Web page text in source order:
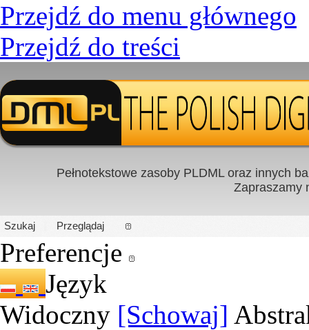
Przejdź do menu głównego
Przejdź do treści
PL|EN
Pełnotekstowe zasoby PLDML oraz innych
Zapraszamy
Szukaj Przeglądaj
Preferencje
Język
Widoczny [Schowaj]